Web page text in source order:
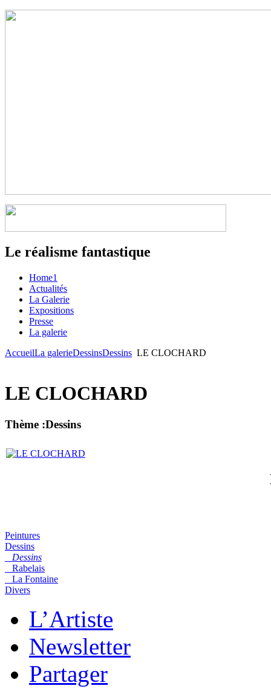
Le réalisme fantastique
Home1
Actualités
La Galerie
Expositions
Presse
La galerie
AccueilLa galerieDessinsDessins LE CLOCHARD
LE CLOCHARD
Thème :Dessins
Peintures
Dessins
Dessins
Rabelais
La Fontaine
Divers
L’Artiste
Newsletter
Partager